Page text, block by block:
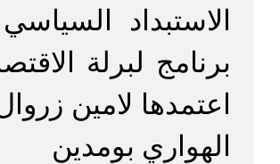
الاستبداد
برنامج لبرلة
اعتمدها لامين
الهواري بومدين